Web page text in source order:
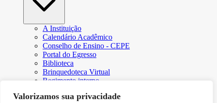
Valorizamos sua privacidade
A Instituição
Calendário Acadêmico
Conselho de Ensino - CEPE
Portal do Egresso
Biblioteca
Brinquedoteca Virtual
Regimento interno
Resoluções e Portarias